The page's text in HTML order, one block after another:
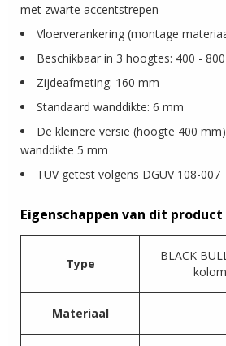
met zwarte accentstrepen
Vloerverankering (montage
Beschikbaar in 3 hoogtes: 400 -
Zijdeafmeting: 160 mm
Standaard wanddikte: 6 mm
De kleinere versie (hoogte 400
wanddikte 5 mm
TUV getest volgens DGUV 108-007
Eigenschappen van dit product
Type
BLACK
Materiaal